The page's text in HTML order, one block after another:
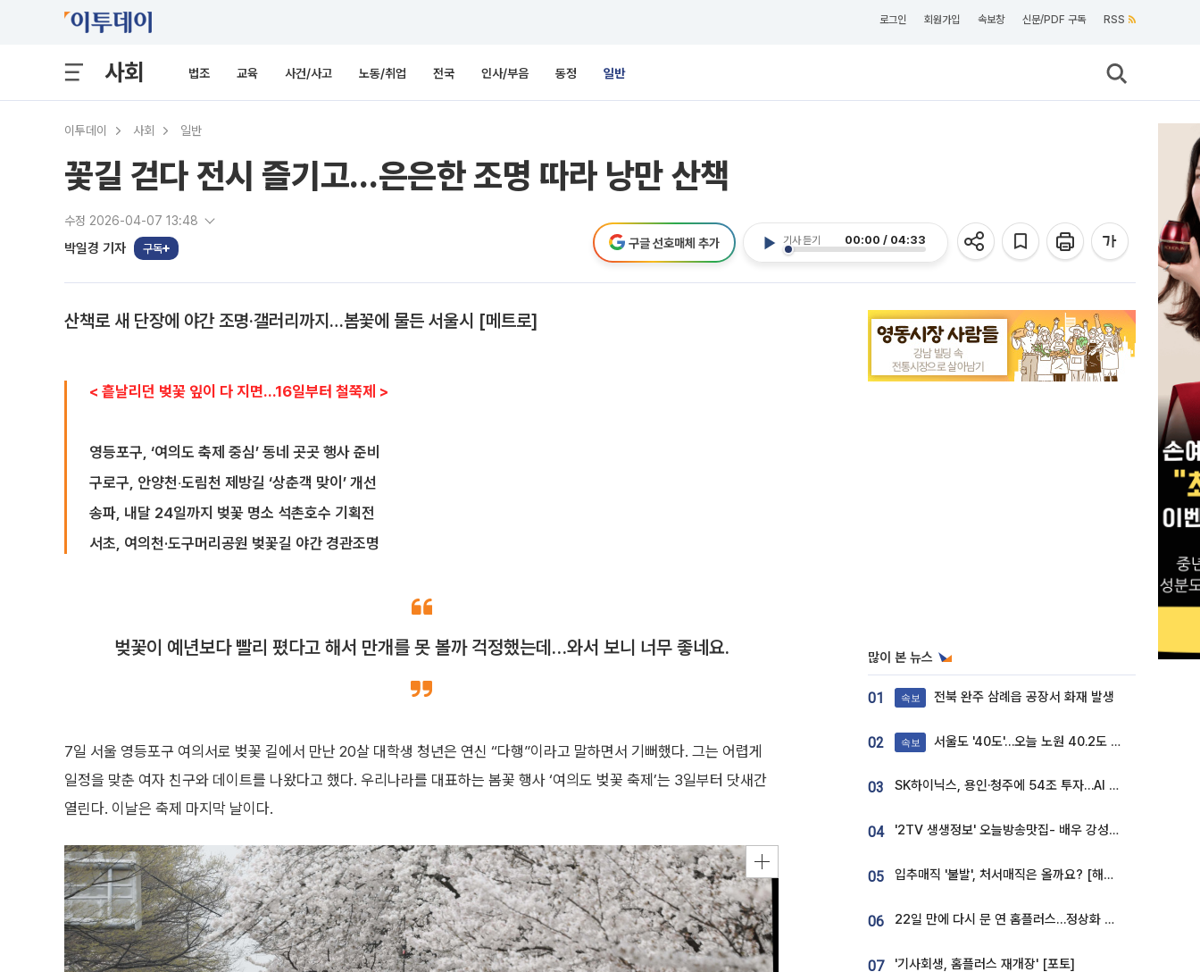
로그인 회원가입 속보창 신문/PDF 구독 RSS
사회 법조 교육 사건/사고 노동/취업 전국 인사/부음 동정 일반
이투데이 사회 일반
꽃길 걷다 전시 즐기고…은은한 조명 따라 낭만 산책
수정 2026-04-07 13:48
박일경 기자 구독
기사 듣기 00:00 / 04:33
구글 선호매체 추가
산책로 새 단장에 야간 조명‧갤러리까지…봄꽃에 물든 서울시 [메트로]
< 흩날리던 벚꽃 잎이 다 지면…16일부터 철쭉제 >
영등포구, ‘여의도 축제 중심’ 동네 곳곳 행사 준비
구로구, 안양천‧도림천 제방길 ‘상춘객 맞이’ 개선
송파, 내달 24일까지 벚꽃 명소 석촌호수 기획전
서초, 여의천·도구머리공원 벚꽃길 야간 경관조명
벚꽃이 예년보다 빨리 폈다고 해서 만개를 못 볼까 걱정했는데…와서 보니 너무 좋네요.
7일 서울 영등포구 여의서로 벚꽃 길에서 만난 20살 대학생 청년은 연신 “다행”이라고 말하면서 기뻐했다. 그는 어렵게
일정을 맞춘 여자 친구와 데이트를 나왔다고 했다. 우리나라를 대표하는 봄꽃 행사 ‘여의도 벚꽃 축제’는 3일부터 닷새간
열린다. 이날은 축제 마지막 날이다.
많이 본 뉴스
01 속보 전북 완주 삼례읍 공장서 화재 발생
02 속보 서울도 '40도'…오늘 노원 40.2도 기록
03 SK하이닉스, 용인·청주에 54조 투자…AI 메모리 생산기지 키운다
04 '2TV 생생정보' 오늘방송맛집- 배우 강성진 단골! 쌀국수ㆍ푸팟퐁 커리 맛집 '블○○○'
05 입추매직 '불발', 처서매직은 올까요? [해시태그]
06 22일 만에 다시 문 연 홈플러스…정상화 바쁜데 재고 없어 ‘발동동’[가보니]
07 '기사회생, 홈플러스 재개장' [포토]